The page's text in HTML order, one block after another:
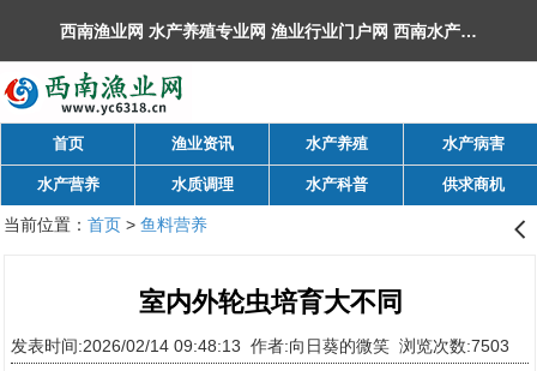
西南渔业网 水产养殖专业网 渔业行业门户网 ​西南水产网 丰祥渔业网 永川水花网，欢迎光临！
首页 渔业资讯 水产养殖 水产病害
水产营养 水质调理 水产科普 供求商机
当前位置： 首页> 鱼料营养 󰊒
室内外轮虫培育大不同
发表时间:2026/02/14 09:48:13 作者:向日葵的微笑 浏览次数:7503